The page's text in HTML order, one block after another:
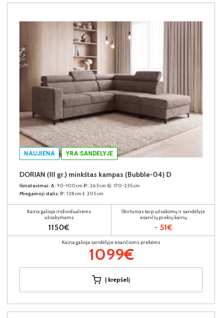
NAUJIENA YRA SANDĖLYJE
DORIAN (III gr.) minkštas kampas (Bubble-04) D
Išmatavimai: A: 90-100cm P: 263cm G: 170-235cm
Miegamoji dalis: P: 128cm I: 205cm
Kaina galioja individualiems
užsakymams
1150€
Skirtumas tarp užsakomų ir sandėlyje
esančių prekių kainų
- 51€
Kaina galioja sandėlyje esančioms prekėms
1099€
Į krepšelį